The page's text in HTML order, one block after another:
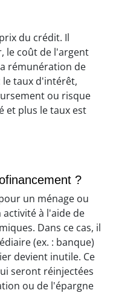
du crédit. Il
le coût de l'argent
rémunération de
le taux d'intérêt,
ou risque
et plus le taux est
?
un ménage ou
à l'aide de
Dans ce cas, il
(ex. : banque)
devient inutile. Ce
seront réinjectées
ou de l'épargne